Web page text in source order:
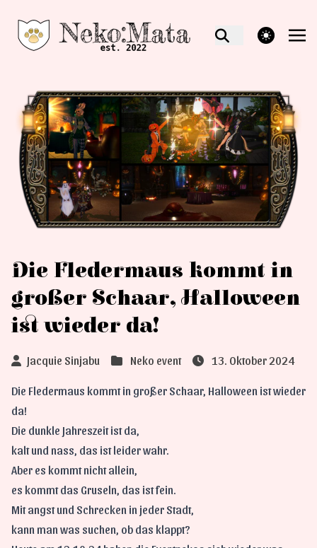
theme switcher
Die Fledermaus kommt in
großer Schaar, Halloween
ist wieder da!
Jacquie Sinjabu Neko event 13. Oktober 2024
Die Fledermaus kommt in großer Schaar, Halloween ist wieder
da!
Die dunkle Jahreszeit ist da,
kalt und nass, das ist leider wahr.
Aber es kommt nicht allein,
es kommt das Gruseln, das ist fein.
Mit angst und Schrecken in jeder Stadt,
kann man was suchen, ob das klappt?